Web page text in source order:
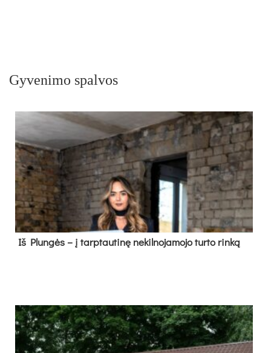
Gyvenimo spalvos
Iš Plungės – į tarptautinę nekilnojamojo turto rinką